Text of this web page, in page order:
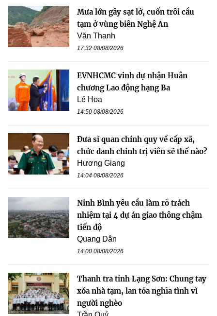
Mưa lớn gây sạt lở, cuốn trôi cầu
tạm ở vùng biên Nghệ An
Văn Thanh
17:32 08/08/2026
EVNHCMC vinh dự nhận Huân
chương Lao động hạng Ba
Lê Hoa
14:50 08/08/2026
Đưa sĩ quan chính quy về cấp xã,
chức danh chính trị viên sẽ thế nào?
Hương Giang
14:04 08/08/2026
Ninh Bình yêu cầu làm rõ trách
nhiệm tại 4 dự án giao thông chậm
tiến độ
Quang Dân
14:00 08/08/2026
Thanh tra tỉnh Lạng Sơn: Chung tay
xóa nhà tạm, lan tỏa nghĩa tình vì
người nghèo